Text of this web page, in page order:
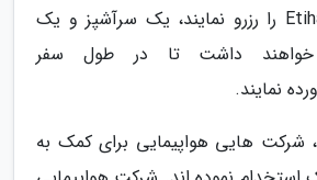
شرکت Etihad Airways را رزرو نمایند، یک سرآشپز و یک
داشت تا در طول سفر
نمایند.
شرکت هایی هواپیمایی برای کمک به